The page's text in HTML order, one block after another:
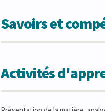
Savoirs et
Activités